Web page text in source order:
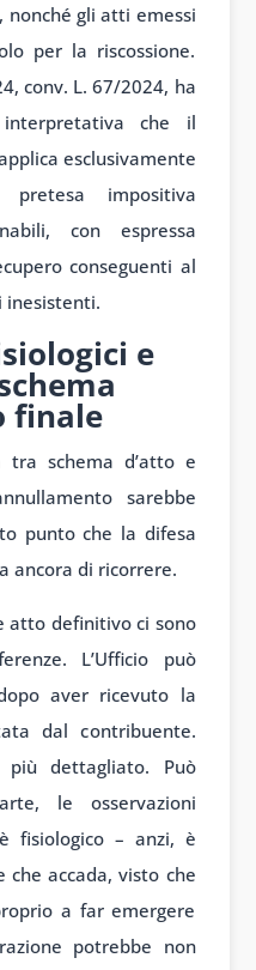
nonché gli atti emessi
per la riscossione.
conv. L. 67/2024, ha
che il
esclusivamente
impositiva
con espressa
conseguenti al
inesistenti.
e
finale
tra schema d’atto e
sarebbe
punto che la difesa
ancora di ricorrere.
atto definitivo ci sono
L’Ufficio può
aver ricevuto la
dal contribuente.
dettagliato. Può
le osservazioni
fisiologico – anzi, è
accada, visto che
a far emergere
potrebbe non